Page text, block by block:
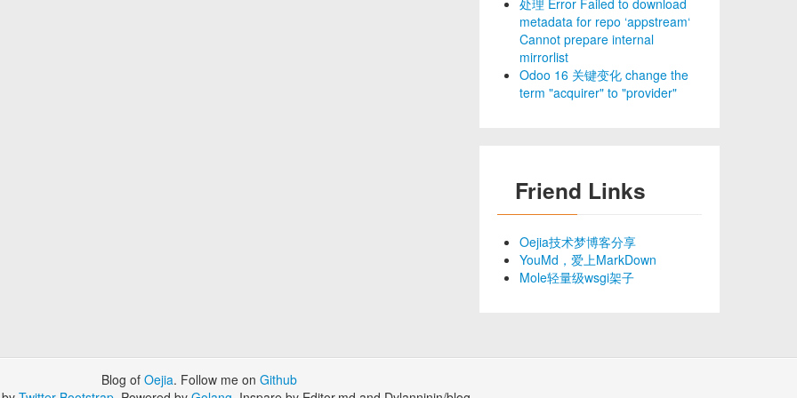
处理 Error Failed to download
metadata for repo ‘appstream‘
Cannot prepare internal
mirrorlist
Odoo 16 关键变化 change the
term "acquirer" to "provider"
Friend Links
Oejia技术梦博客分享
YouMd，爱上MarkDown
Mole轻量级wsgi架子
Blog of Oejia. Follow me on Github